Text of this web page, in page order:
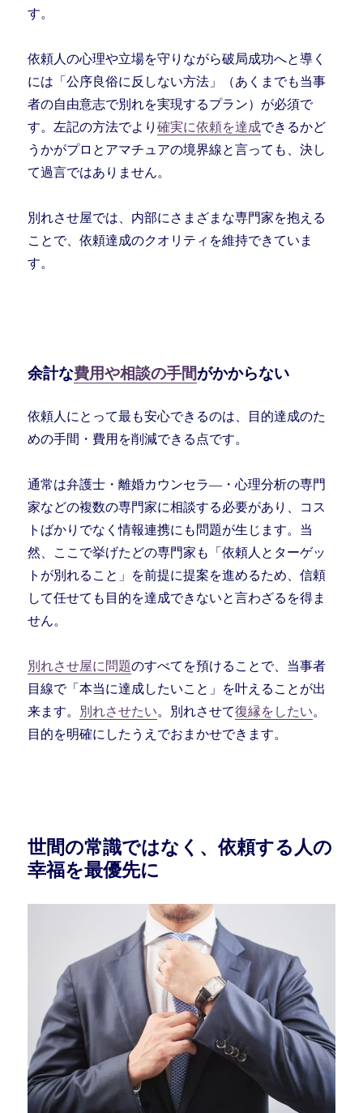
す。
依頼人の心理や立場を守りながら破局成功へと導く
には「公序良俗に反しない方法」（あくまでも当事
者の自由意志で別れを実現するプラン）が必須で
す。左記の方法でより確実に依頼を達成できるかど
うかがプロとアマチュアの境界線と言っても、決し
て過言ではありません。
別れさせ屋では、内部にさまざまな専門家を抱える
ことで、依頼達成のクオリティを維持できていま
す。
余計な費用や相談の手間がかからない
依頼人にとって最も安心できるのは、目的達成のた
めの手間・費用を削減できる点です。
通常は弁護士・離婚カウンセラ―・心理分析の専門
家などの複数の専門家に相談する必要があり、コス
トばかりでなく情報連携にも問題が生じます。当
然、ここで挙げたどの専門家も「依頼人とターゲッ
トが別れること」を前提に提案を進めるため、信頼
して任せても目的を達成できないと言わざるを得ま
せん。
別れさせ屋に問題のすべてを預けることで、当事者
目線で「本当に達成したいこと」を叶えることが出
来ます。 別れさせたい。別れさせて復縁をしたい。
目的を明確にしたうえでおまかせできます。
世間の常識ではなく、依頼する人の
幸福を最優先に